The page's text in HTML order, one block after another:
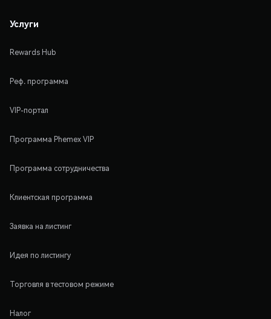
Услуги
Rewards Hub
Реф. программа
VIP-портал
Программа Phemex VIP
Программа сотрудничества
Клиентская программа
Заявка на листинг
Идея по листингу
Торговля в тестовом режиме
Налог